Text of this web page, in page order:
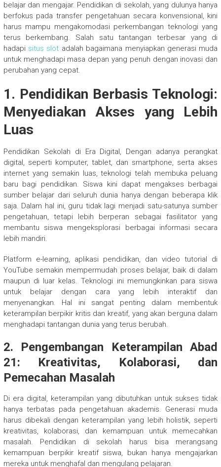
belajar dan mengajar. Pendidikan di sekolah, yang dulunya hanya
berfokus pada transfer pengetahuan secara konvensional, kini
harus mampu mengakomodasi perkembangan teknologi yang
terus berkembang. Salah satu tantangan terbesar yang di
hadapi situs slot adalah bagaimana menyiapkan generasi muda
untuk menghadapi masa depan yang penuh dengan inovasi dan
perubahan yang cepat.
1. Pendidikan Berbasis Teknologi:
Menyediakan Akses yang Lebih
Luas
Pendidikan Sekolah di Era Digital, Dengan adanya perangkat
digital, seperti komputer, tablet, dan smartphone, serta akses
internet yang semakin luas, teknologi telah membuka peluang
baru bagi pendidikan. Siswa kini dapat mengakses berbagai
sumber belajar dari seluruh dunia hanya dengan beberapa klik
saja. Dalam hal ini, guru tidak lagi menjadi satu-satunya sumber
pengetahuan, tetapi lebih berperan sebagai fasilitator yang
membantu siswa mengeksplorasi berbagai informasi secara
lebih mandiri.
Platform e-learning, aplikasi pendidikan, dan video tutorial di
YouTube semakin mempermudah proses belajar, baik di dalam
maupun di luar kelas. Teknologi ini memungkinkan para siswa
untuk belajar dengan cara yang lebih interaktif dan
menyenangkan. Hal ini sangat penting dalam membentuk
keterampilan berpikir kritis dan kreatif, yang akan berguna dalam
menghadapi tantangan dunia yang terus berubah.
2. Pengembangan Keterampilan Abad
21: Kreativitas, Kolaborasi, dan
Pemecahan Masalah
Di era digital, keterampilan yang dibutuhkan untuk sukses tidak
hanya terbatas pada pengetahuan akademis. Generasi muda
harus dibekali dengan keterampilan yang lebih holistik, seperti
kreativitas, kolaborasi, dan kemampuan untuk memecahkan
masalah. Pendidikan di sekolah harus bisa merangsang
kemampuan berpikir kreatif siswa, bukan hanya mengajarkan
mereka untuk menghafal dan mengulang pelajaran.